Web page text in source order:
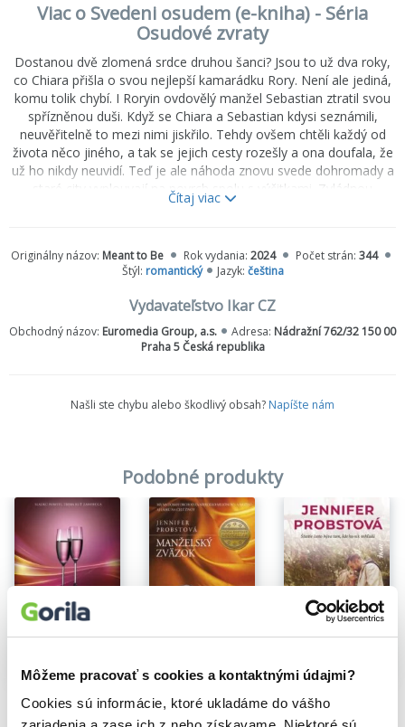
Môžeme pracovať s cookies a kontaktnými údajmi?
Cookies sú informácie, ktoré ukladáme do vášho
Viac o Svedeni osudem (e-kniha) - Séria
Osudové zvraty
Dostanou dvě zlomená srdce druhou šanci? Jsou to už dva roky,
co Chiara přišla o svou nejlepší kamarádku Rory. Není ale jediná,
komu tolik chybí. I Roryin ovdovělý manžel Sebastian ztratil svou
spřízněnou duši. Když se Chiara a Sebastian kdysi seznámili,
neuvěřitelně to mezi nimi jiskřilo. Tehdy ovšem chtěli každý od
života něco jiného, a tak se jejich cesty rozešly a ona doufala, že
už ho nikdy neuvidí. Teď je ale náhoda znovu svede dohromady a
staré city vyplouvají na povrch spolu s výčitkami. Zvládnou
společně překonat minulost, nebo jim nezbývá než jen navždy
Čítaj viac
Originálny názov: Meant to Be Rok vydania: 2024 Počet strán: 344
Štýl: romantický Jazyk: čeština
Vydavateľstvo Ikar CZ
Obchodný názov: Euromedia Group, a.s. Adresa: Nádražní 762/32 150 00
Praha 5 Česká republika
Našli ste chybu alebo škodlivý obsah? Napíšte nám
Podobné produkty
Až do konca
Jennifer Probst
Manželský zväzok
Jennifer Probst Jennifer Probst